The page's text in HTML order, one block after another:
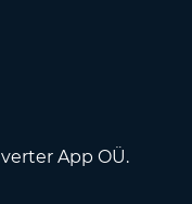
App OÜ.